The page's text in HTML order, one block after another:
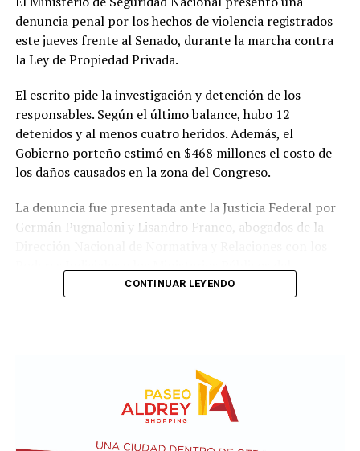
ciudadana utilizados durante el proceso.
El referente socioambiental también cuestionó el
desarrollo de las audiencias públicas realizadas en el
consideran que esas instancias no garantizaron una
participación efectiva de la ciudadanía.
En cuanto a los plazos, explicó que el organismo
internacional prevé solicitar información al Estado
sesión del Comité de Patrimonio Mundial, prevista para
2027. No obstante, aclaró que la versión definitiva del
resolución oficial será dada a conocer en los próximos
Patrimonio Mundial de Península Valdés, sino también
proteger el Golfo San Matías y las actividades
económicas que dependen de la salud del ecosistema,
como la pesca y el turismo.
denuncia penal por los hechos de violencia registrados
este jueves frente al Senado, durante la marcha contra
la Ley de Propiedad Privada.
El escrito pide la investigación y detención de los
responsables. Según el último balance, hubo 12
detenidos y al menos cuatro heridos. Además, el
Gobierno porteño estimó en $468 millones el costo de
los daños causados en la zona del Congreso.
La denuncia fue presentada ante la Justicia Federal por
Germán Pugnaloni y Lisandro Franco, abogados de la
Ministerio de Seguridad Nacional.
En el escrito plantean que los hechos podrían constituir
resistencia a la autoridad y daño agravado, todos ellos
agravados por el fin de obligar a las autoridades públicas
a abstenerse de cumplir con sus funciones (artículos 41
CONTINUAR LEYENDO